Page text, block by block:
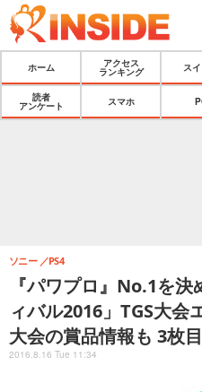
ホーム
アクセス
ランキング
ス
読者
アンケート
スマホ
『パワプロ』No.1を
ィバル2016」TGS大会
大会の賞品情報も 3枚
ソニー PS4
2016.8.16 Tue 11:34